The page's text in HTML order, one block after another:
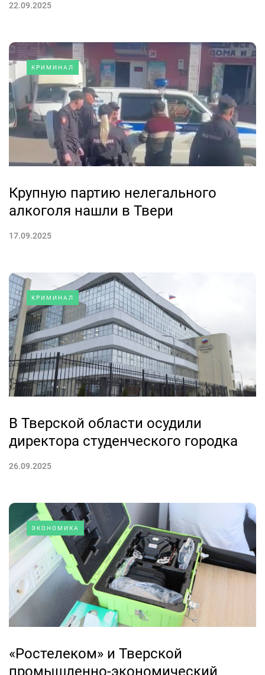
22.09.2025
КРИМИНАЛ
Крупную партию нелегального
алкоголя нашли в Твери
17.09.2025
КРИМИНАЛ
В Тверской области осудили
директора студенческого городка
26.09.2025
ЭКОНОМИКА
«Ростелеком» и Тверской
промышленно-экономический